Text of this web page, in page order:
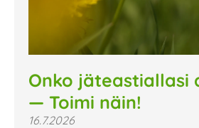
Onko jäteastiallasi
— Toimi näin!
16.7.2026